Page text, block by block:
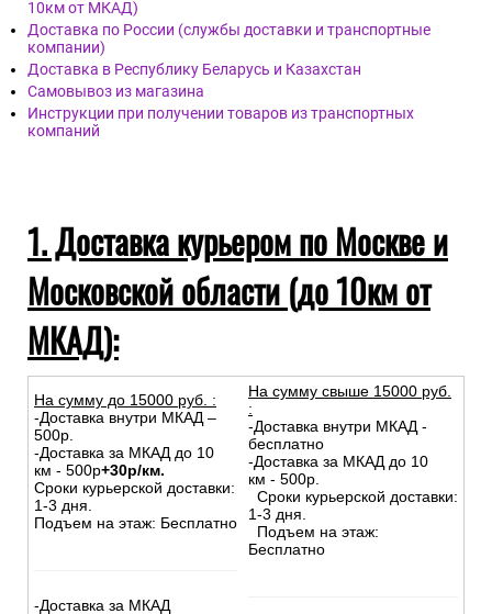
10км от МКАД)
Доставка по России (службы доставки и транспортные
компании)
Доставка в Республику Беларусь и Казахстан
Самовывоз из магазина
Инструкции при получении товаров из транспортных
компаний
1. Доставка курьером по Москве и
Московской области (до 10км от
МКАД):
На сумму до 15000 руб. :
-Доставка внутри МКАД –
500р.
-Доставка за МКАД до 10
км - 500р+30р/км.
Сроки курьерской доставки:
1-3 дня.
Подъем на этаж: Бесплатно
-Доставка за МКАД
На сумму свыше 15000 руб.
:
-Доставка внутри МКАД -
бесплатно
-Доставка за МКАД до 10
км - 500р.
Сроки курьерской доставки:
1-3 дня.
Подъем на этаж:
Бесплатно